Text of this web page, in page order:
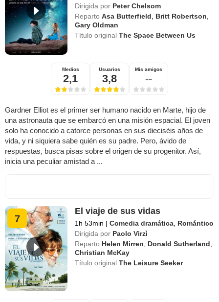
Dirigida por Peter Chelsom
Reparto Asa Butterfield Britt Robertson
Gary Oldman
Título originalThe Space Between Us
Medios
2,1
Usuarios
3,8
Mis amigos
--
Gardner Elliot es el primer ser humano nacido en Marte, hijo de
una astronauta que se embarcó en una misión espacial. El joven
solo ha conocido a catorce personas en sus dieciséis años de
vida, y ni siquiera sabe quién es su padre. Pero, ávido de
respuestas, busca pisas sobre el origen de su progenitor. Así,
inicia una peculiar amistad a ...
7
El viaje de sus vidas
1h 53min | Comedia dramática Romántico
Dirigida por Paolo Virzì
Reparto Helen Mirren Donald Sutherland
Christian McKay
Título originalThe Leisure Seeker